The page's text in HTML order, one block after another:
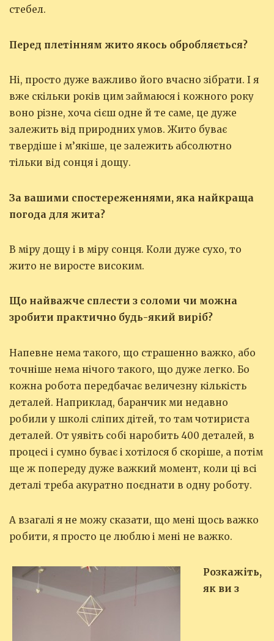
стебел.
Перед плетінням жито якось обробляється?
Ні, просто дуже важливо його вчасно зібрати. І я
вже скільки років цим займаюся і кожного року
воно різне, хоча сієш одне й те саме, це дуже
залежить від природних умов. Жито буває
твердіше і м’якіше, це залежить абсолютно
тільки від сонця і дощу.
За вашими спостереженнями, яка найкраща
погода для жита?
В міру дощу і в міру сонця. Коли дуже сухо, то
жито не виросте високим.
Що найважче сплести з соломи чи можна
зробити практично будь-який виріб?
Напевне нема такого, що страшенно важко, або
точніше нема нічого такого, що дуже легко. Бо
кожна робота передбачає величезну кількість
деталей. Наприклад, баранчик ми недавно
робили у школі сліпих дітей, то там чотириста
деталей. От уявіть собі наробить 400 деталей, в
процесі і сумно буває і хотілося б скоріше, а потім
ще ж попереду дуже важкий момент, коли ці всі
деталі треба акуратно поєднати в одну роботу.
А взагалі я не можу сказати, що мені щось важко
робити, я просто це люблю і мені не важко.
Розкажіть,
як ви з